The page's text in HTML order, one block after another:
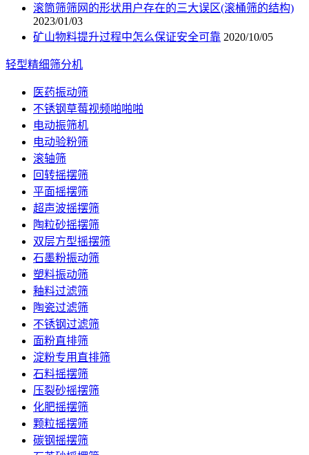
滚筒筛筛网的形状用户存在的三大误区(滚桶筛的结构)
2023/01/03
矿山物料提升过程中怎么保证安全可靠 2020/10/05
轻型精细筛分机
医药振动筛
不锈钢草莓视频啪啪啪
电动振筛机
电动验粉筛
滚轴筛
回转摇摆筛
平面摇摆筛
超声波摇摆筛
陶粒砂摇摆筛
双层方型摇摆筛
石墨粉振动筛
塑料振动筛
釉料过滤筛
陶瓷过滤筛
不锈钢过滤筛
面粉直排筛
淀粉专用直排筛
石料摇摆筛
压裂砂摇摆筛
化肥摇摆筛
颗粒摇摆筛
碳钢摇摆筛